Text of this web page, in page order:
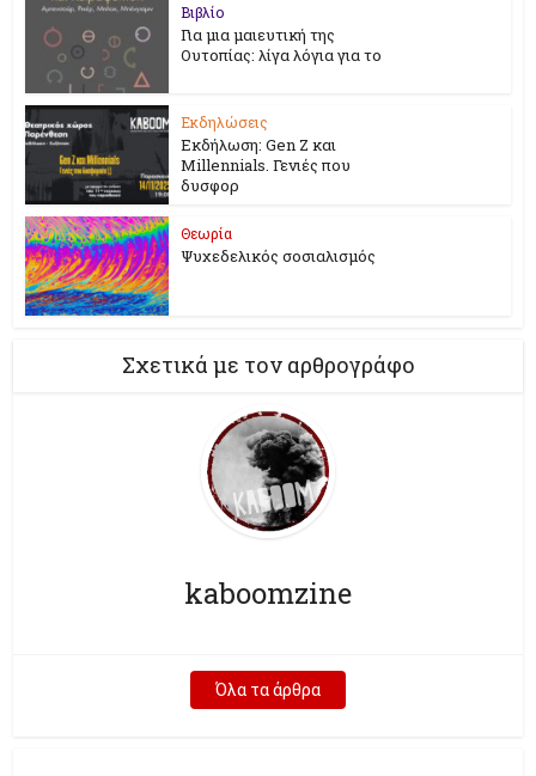
Βιβλίο
Για μια μαιευτική της
Ουτοπίας: λίγα λόγια για το
Εκδηλώσεις
Εκδήλωση: Gen Z και
Millennials. Γενιές που
δυσφορ
Θεωρία
Ψυχεδελικός σοσιαλισμός
Σχετικά με τον αρθρογράφο
kaboomzine
Όλα τα άρθρα